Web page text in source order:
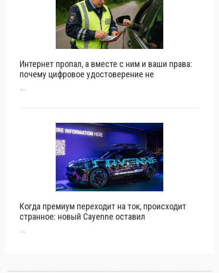
Интернет пропал, а вместе с ним и ваши права:
почему цифровое удостоверение не
...
Когда премиум переходит на ток, происходит
странное: новый Cayenne оставил
...